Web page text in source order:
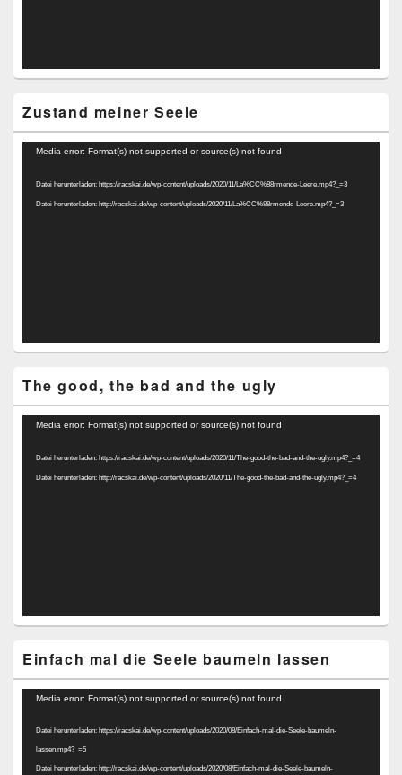
Zustand meiner Seele
Video-
Media error: Format(s) not supported or source(s) not found
Datei herunterladen: https://racskai.de/wp-content/uploads/2020/11/La%CC%88rmende-Leere.mp4?_=3
Datei herunterladen: http://racskai.de/wp-content/uploads/2020/11/La%CC%88rmende-Leere.mp4?_=3
The good, the bad and the ugly
Video-
Media error: Format(s) not supported or source(s) not found
Datei herunterladen: https://racskai.de/wp-content/uploads/2020/11/The-good-the-bad-and-the-ugly.mp4?_=4
Datei herunterladen: http://racskai.de/wp-content/uploads/2020/11/The-good-the-bad-and-the-ugly.mp4?_=4
Einfach mal die Seele baumeln lassen
Video-
Media error: Format(s) not supported or source(s) not found
Datei herunterladen: https://racskai.de/wp-content/uploads/2020/08/Einfach-mal-die-Seele-baumeln-
lassen.mp4?_=5
Datei herunterladen: http://racskai.de/wp-content/uploads/2020/08/Einfach-mal-die-Seele-baumeln-